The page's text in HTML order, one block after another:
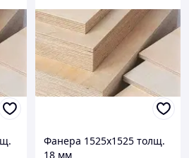
Фанера 1525х1525 толщ.
18 мм